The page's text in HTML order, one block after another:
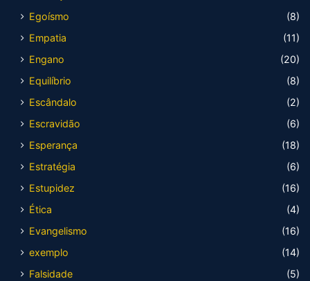
Egoísmo
(8)
Empatia
(11)
Engano
(20)
Equilíbrio
(8)
Escândalo
(2)
Escravidão
(6)
Esperança
(18)
Estratégia
(6)
Estupidez
(16)
Ética
(4)
Evangelismo
(16)
exemplo
(14)
Falsidade
(5)